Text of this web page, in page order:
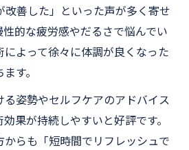
改善した」といった声が多く寄せ
的な疲労感やだるさで悩んでい
によって徐々に体調が良くなった
す。
る姿勢やセルフケアのアドバイス
果が持続しやすいと好評です。
らも「短時間でリフレッシュで